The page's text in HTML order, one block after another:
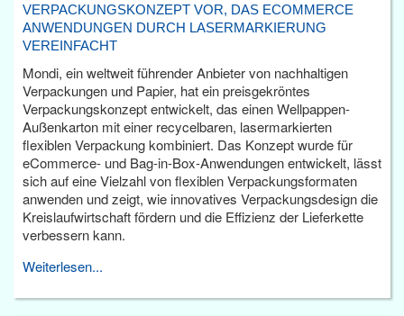
VERPACKUNGSKONZEPT VOR, DAS ECOMMERCE
ANWENDUNGEN DURCH LASERMARKIERUNG
VEREINFACHT
Mondi, ein weltweit führender Anbieter von nachhaltigen
Verpackungen und Papier, hat ein preisgekröntes
Verpackungskonzept entwickelt, das einen Wellpappen-
Außenkarton mit einer recycelbaren, lasermarkierten
flexiblen Verpackung kombiniert. Das Konzept wurde für
eCommerce- und Bag-in-Box-Anwendungen entwickelt, lässt
sich auf eine Vielzahl von flexiblen Verpackungsformaten
anwenden und zeigt, wie innovatives Verpackungsdesign die
Kreislaufwirtschaft fördern und die Effizienz der Lieferkette
verbessern kann.
Weiterlesen...